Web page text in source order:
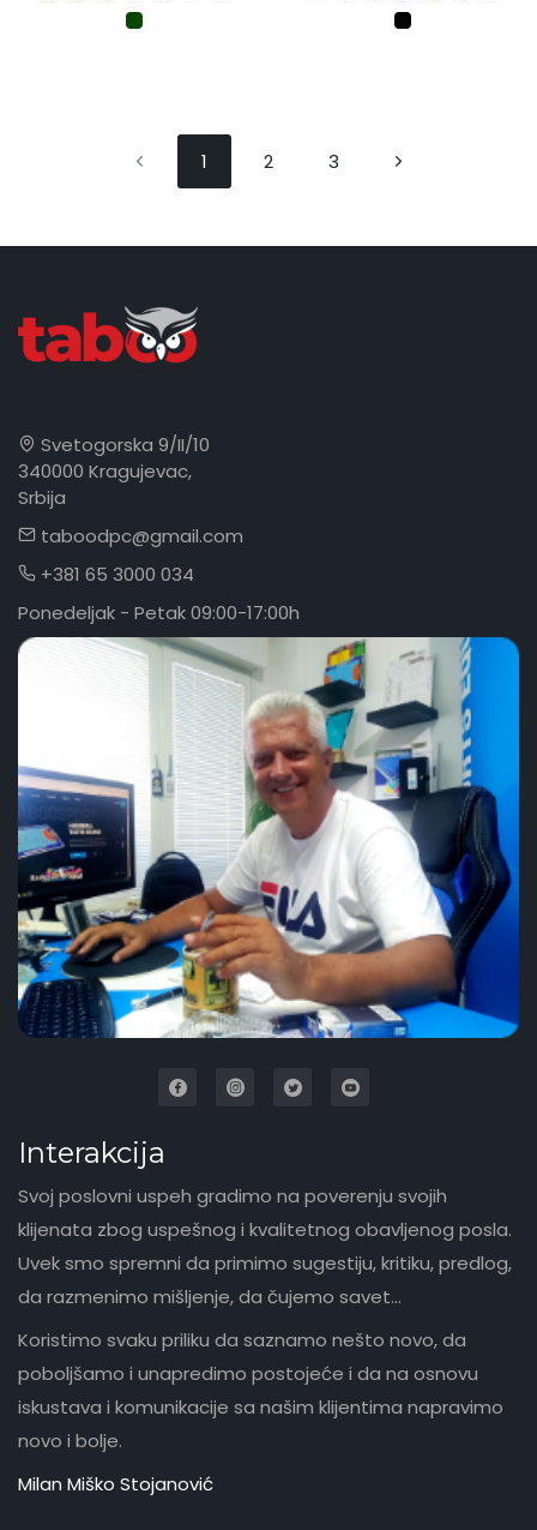
1 2 3
Svetogorska 9/II/10
340000 Kragujevac,
Srbija
taboodpc@gmail.com
+381 65 3000 034
Ponedeljak - Petak 09:00-17:00h
Interakcija
Svoj poslovni uspeh gradimo na poverenju svojih
klijenata zbog uspešnog i kvalitetnog obavljenog posla.
Uvek smo spremni da primimo sugestiju, kritiku, predlog,
da razmenimo mišljenje, da čujemo savet...
Koristimo svaku priliku da saznamo nešto novo, da
poboljšamo i unapredimo postojeće i da na osnovu
iskustava i komunikacije sa našim klijentima napravimo
novo i bolje.
Milan Miško Stojanović